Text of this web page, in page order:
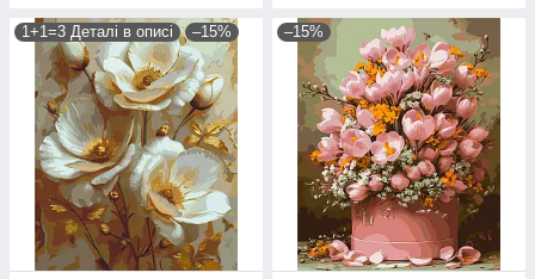
1+1=3 Деталі в описі –15% –15%